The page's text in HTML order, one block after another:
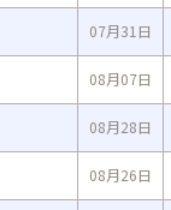
07月31日
08月07日
08月28日
08月26日